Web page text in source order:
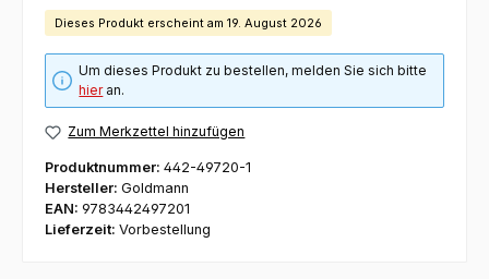
Dieses Produkt erscheint am 19. August 2026
Um dieses Produkt zu bestellen, melden Sie sich bitte
hieran.
Zum Merkzettel hinzufügen
Produktnummer: 442-49720-1
Hersteller: Goldmann
EAN: 9783442497201
Lieferzeit: Vorbestellung